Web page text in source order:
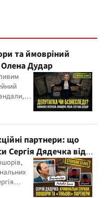
та ймовріний
Олена Дудар
партнери: що
Сергія Дядечка від